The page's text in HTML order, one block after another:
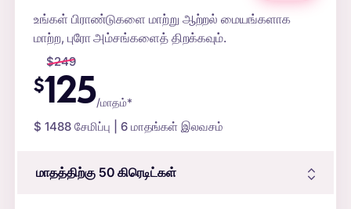
உங்கள் பிராண்டுகளை மாற்று ஆற்றல் மையங்களாக
மாற்ற, புரோ அம்சங்களைத் திறக்கவும்.
$249
$125/மாதம்*
$1488 சேமிப்பு | 6 மாதங்கள் இலவசம்
மாதத்திற்கு 50 கிரெடிட்கள்